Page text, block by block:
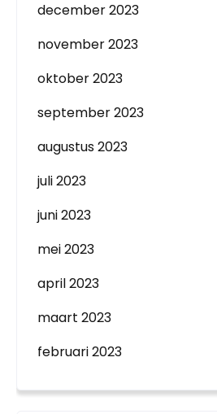
december 2023
november 2023
oktober 2023
september 2023
augustus 2023
juli 2023
juni 2023
mei 2023
april 2023
maart 2023
februari 2023